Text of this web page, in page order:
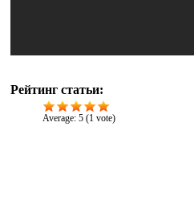
Рейтинг статьи:
Average:5 (1 vote)